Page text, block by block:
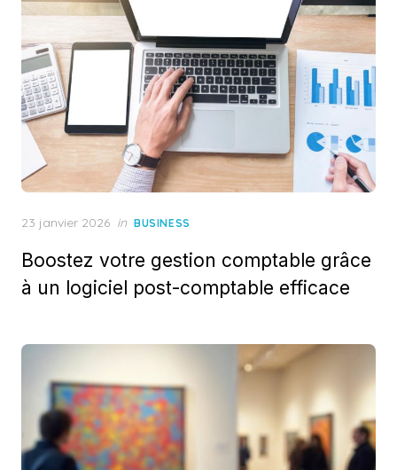
Posted
23 janvier 2026 in BUSINESS
Boostez votre gestion comptable grâce
à un logiciel post-comptable efficace